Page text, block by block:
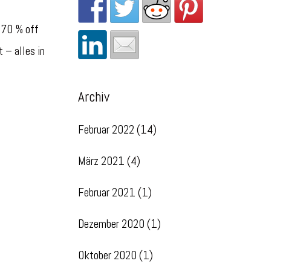
70 % off
– alles in
Archiv
Februar 2022 (14)
März 2021 (4)
Februar 2021 (1)
Dezember 2020 (1)
Oktober 2020 (1)